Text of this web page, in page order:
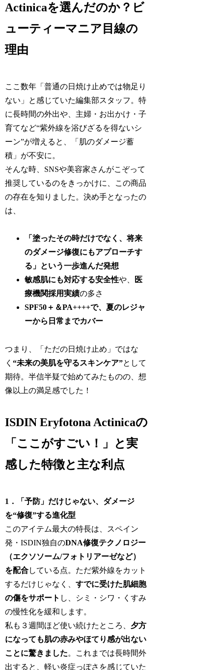
Actinicaを選んだのか？ビ
ューティーマニア目線の
理由
ここ数年「普通の日焼け止めでは物足り
ない」と感じていた編集部スタッフ。特
に長時間の外出や、主婦・お出かけ・子
育てなど“紫外線を浴びざるを得ないシ
ーン”が増えると、「肌のダメージ蓄
積」が不安に。
そんな時、SNSや美容家さんがこぞって
推奨しているのをきっかけに、この商品
の存在を知りました。決め手となったの
は、
「塗ったその時だけでなく、将来
のダメージ修復にもアプローチす
る」という一歩進んだ発想
敏感肌にも対応する安全性や、
医
療機関採用実績の多さ
SPF50＋＆PA++++で、夏のレジャ
ーから日常までカバー
つまり、「ただの日焼け止め」ではな
く“未来の美肌を守るスキンケア”として
期待。半信半疑で始めてみたものの、想
像以上の満足感でした！
ISDIN Eryfotona Actinicaの
「ここがすごい！」と実
感した特徴と主な利点
1．「予防」だけじゃない、ダメージ
を“修復”する進化型
このアイテム最大の特長は、スペイン
発・ISDIN独自のDNA修復テクノロジー
（エクソソーム/フォトリアーゼなど）
を配合している点。ただ紫外線をカット
するだけじゃなく、すでに受けた肌細胞
の傷をサポート し、シミ・シワ・くすみ
の慢性化を緩和します。
私も３週間ほど使い続けたところ、 夕方
になっても肌の赤みやほてり感が出ない
ことに驚きました。これまでは長時間外
出すると、軽い炎症っぽさを感じていた